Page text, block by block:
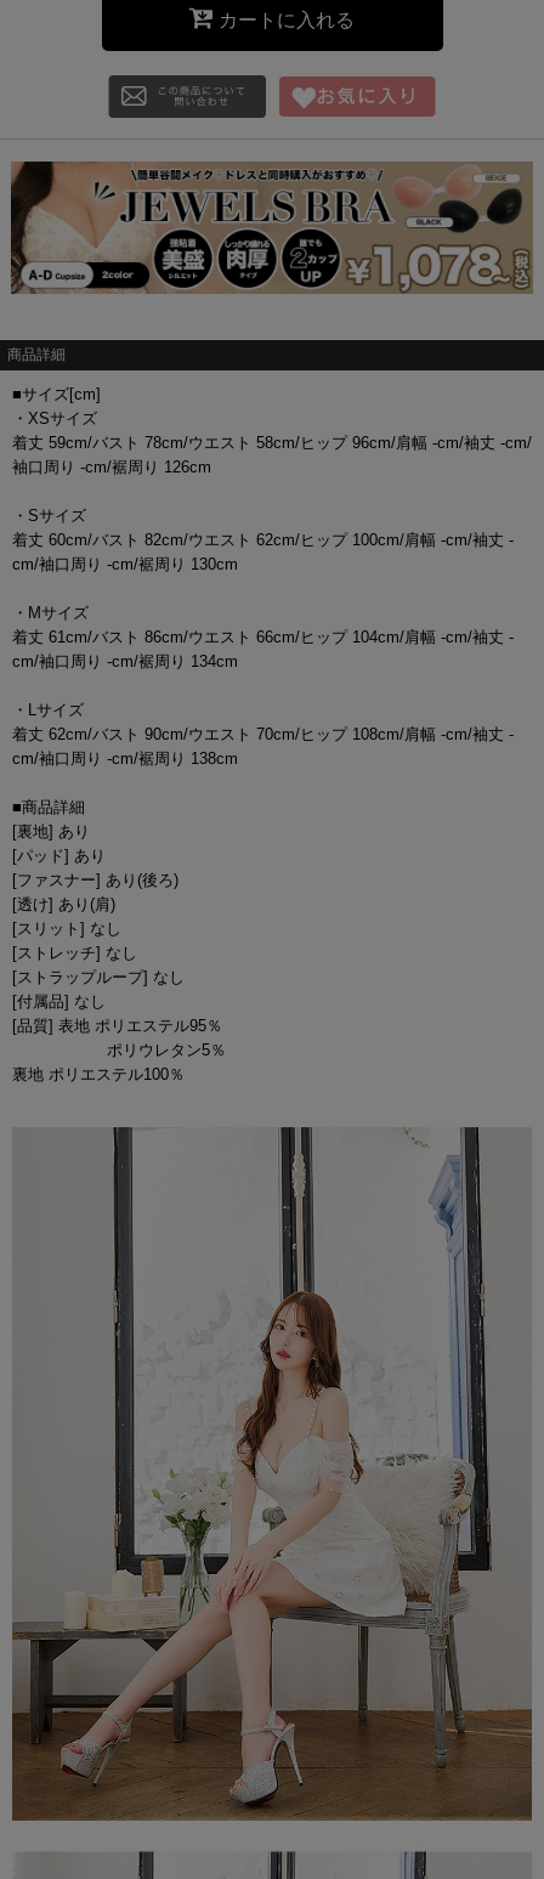
カートに入れる
商品詳細
■サイズ[cm]
・XSサイズ
着丈 59cm/バスト 78cm/ウエスト 58cm/ヒップ 96cm/肩幅 -cm/袖丈 -cm/
袖口周り -cm/裾周り 126cm
・Sサイズ
着丈 60cm/バスト 82cm/ウエスト 62cm/ヒップ 100cm/肩幅 -cm/袖丈 -
cm/袖口周り -cm/裾周り 130cm
・Mサイズ
着丈 61cm/バスト 86cm/ウエスト 66cm/ヒップ 104cm/肩幅 -cm/袖丈 -
cm/袖口周り -cm/裾周り 134cm
・Lサイズ
着丈 62cm/バスト 90cm/ウエスト 70cm/ヒップ 108cm/肩幅 -cm/袖丈 -
cm/袖口周り -cm/裾周り 138cm
■商品詳細
[裏地] あり
[パッド] あり
[ファスナー] あり(後ろ)
[透け] あり(肩)
[スリット] なし
[ストレッチ] なし
[ストラップループ] なし
[付属品] なし
[品質] 表地 ポリエステル95％
ポリウレタン5％
裏地 ポリエステル100％